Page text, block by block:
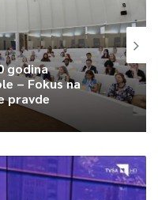
godina
– Fokus na
pravde